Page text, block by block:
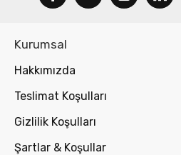
Kurumsal
Hakkımızda
Teslimat Koşulları
Gizlilik Koşulları
Şartlar & Koşullar